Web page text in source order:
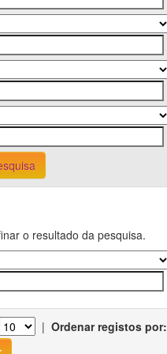
o resultado da pesquisa.
| Ordenar registos por: